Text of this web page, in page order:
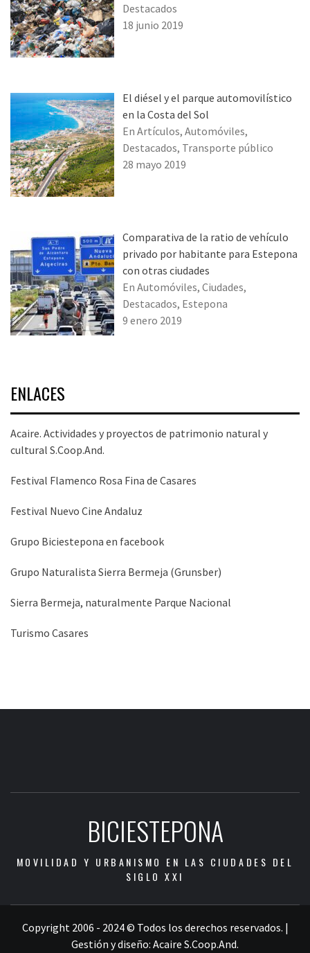
Destacados
18 junio 2019
El diésel y el parque automovilístico
en la Costa del Sol
En Artículos, Automóviles,
Destacados, Transporte público
28 mayo 2019
Comparativa de la ratio de vehículo
privado por habitante para Estepona
con otras ciudades
En Automóviles, Ciudades,
Destacados, Estepona
9 enero 2019
ENLACES
Acaire. Actividades y proyectos de patrimonio natural y
cultural S.Coop.And.
Festival Flamenco Rosa Fina de Casares
Festival Nuevo Cine Andaluz
Grupo Biciestepona en facebook
Grupo Naturalista Sierra Bermeja (Grunsber)
Sierra Bermeja, naturalmente Parque Nacional
Turismo Casares
BICIESTEPONA
MOVILIDAD Y URBANISMO EN LAS CIUDADES DEL
SIGLO XXI
Copyright 2006 - 2024 © Todos los derechos reservados. |
Gestión y diseño: Acaire S.Coop.And.